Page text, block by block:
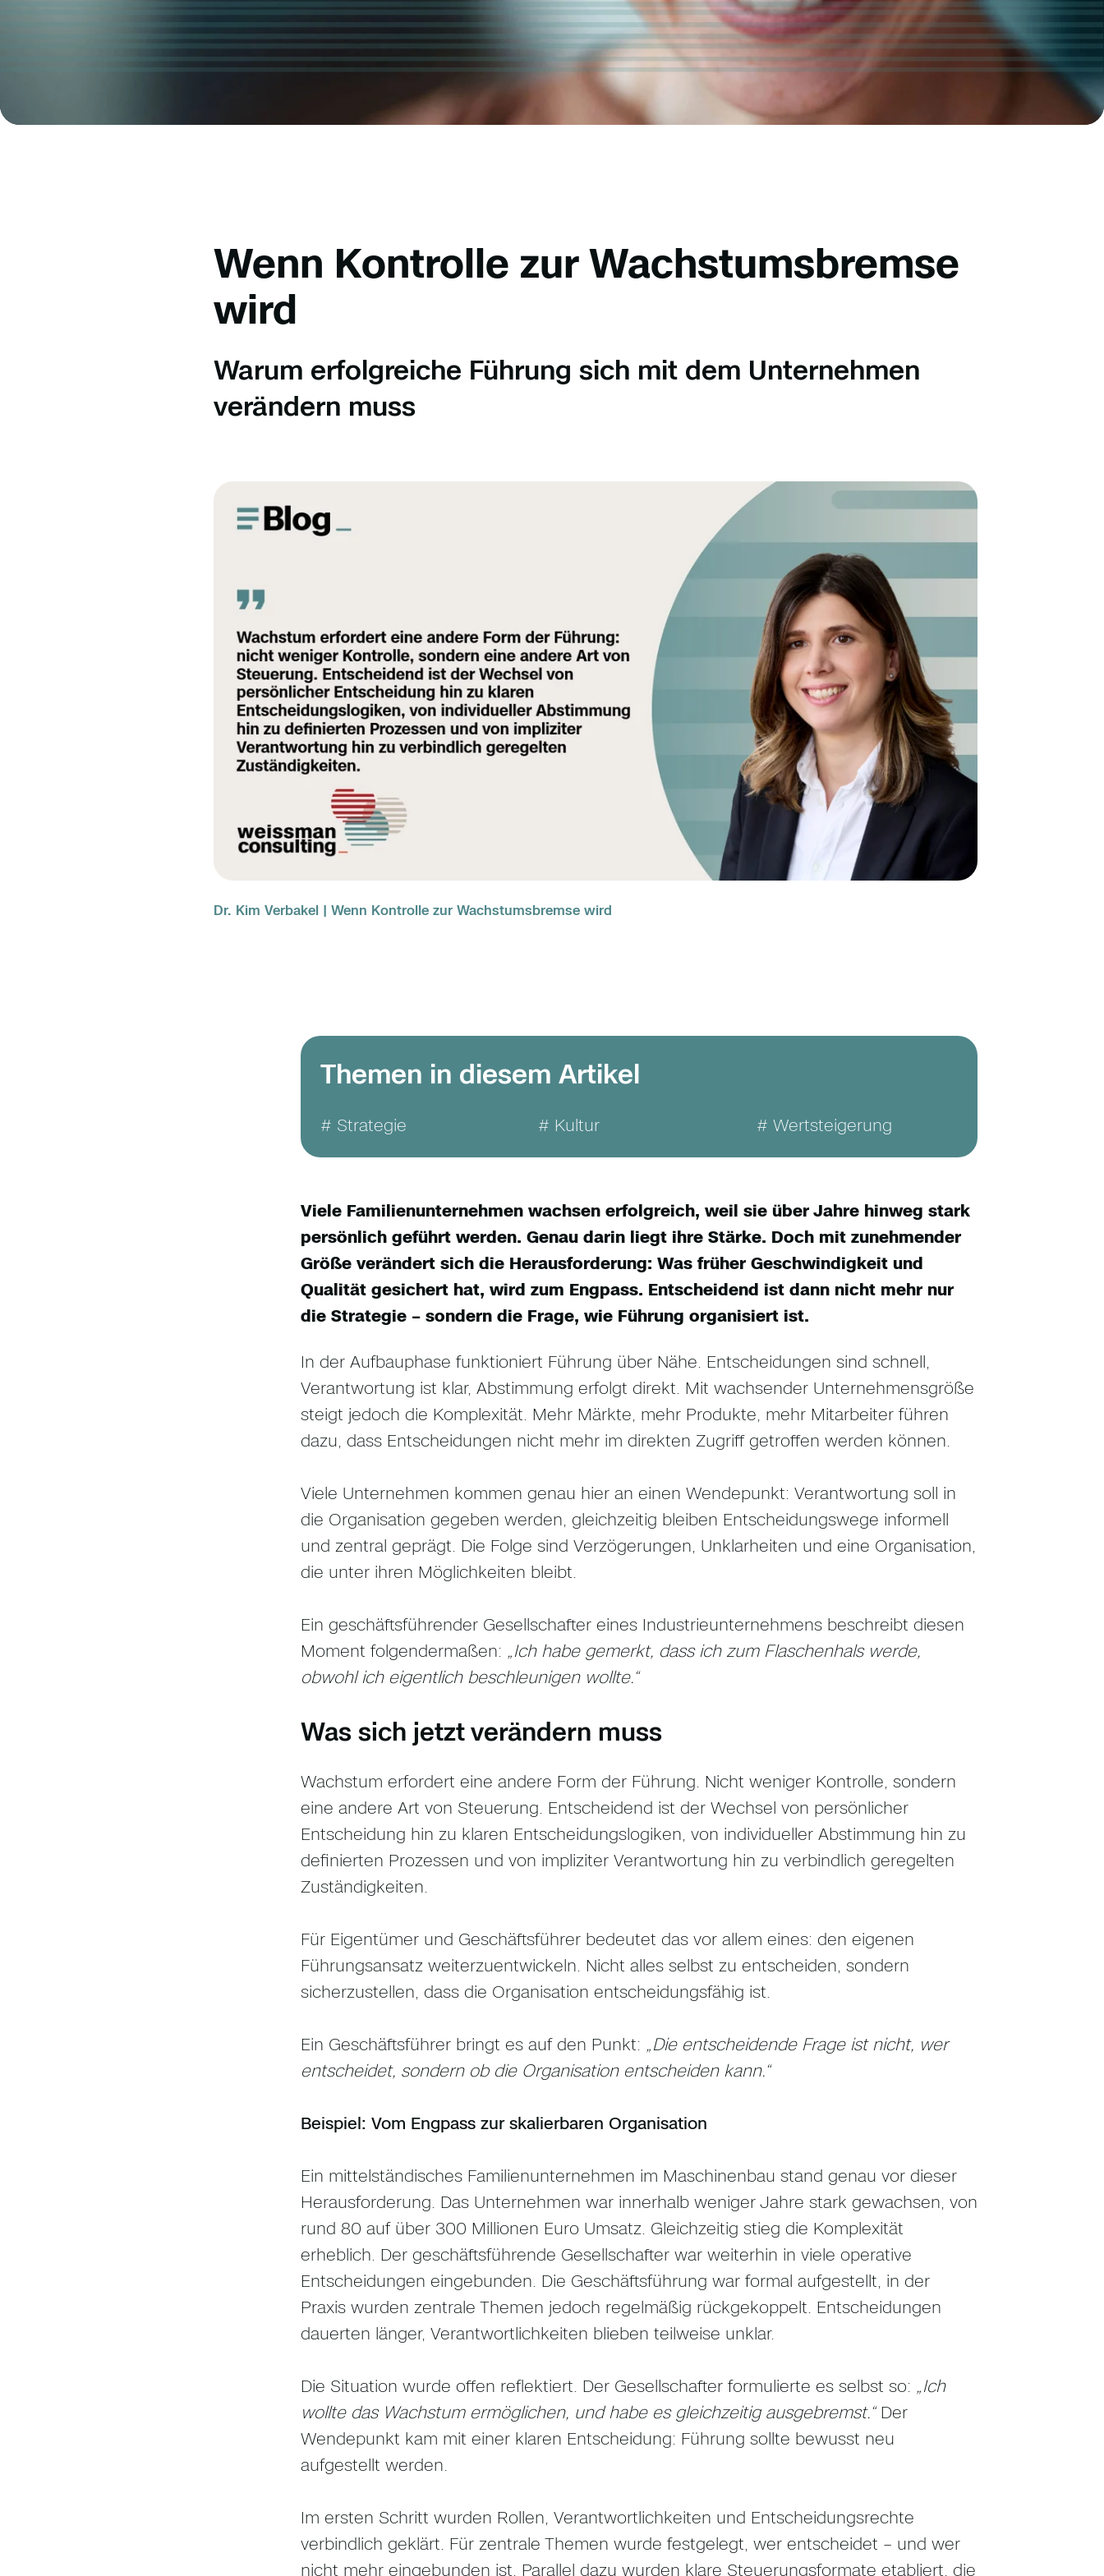
Wenn Kontrolle zur Wachstumsbremse
wird
Warum erfolgreiche Führung sich mit dem Unternehmen
verändern muss
Dr. Kim Verbakel | Wenn Kontrolle zur Wachstumsbremse wird
Themen in diesem Artikel
# Strategie # Kultur # Wertsteigerung
Viele Familienunternehmen wachsen erfolgreich, weil sie über Jahre hinweg stark
persönlich geführt werden. Genau darin liegt ihre Stärke. Doch mit zunehmender
Größe verändert sich die Herausforderung: Was früher Geschwindigkeit und
Qualität gesichert hat, wird zum Engpass. Entscheidend ist dann nicht mehr nur
die Strategie – sondern die Frage, wie Führung organisiert ist.
In der Aufbauphase funktioniert Führung über Nähe. Entscheidungen sind schnell,
Verantwortung ist klar, Abstimmung erfolgt direkt. Mit wachsender Unternehmensgröße
steigt jedoch die Komplexität. Mehr Märkte, mehr Produkte, mehr Mitarbeiter führen
dazu, dass Entscheidungen nicht mehr im direkten Zugriff getroffen werden können.
Viele Unternehmen kommen genau hier an einen Wendepunkt: Verantwortung soll in
die Organisation gegeben werden, gleichzeitig bleiben Entscheidungswege informell
und zentral geprägt. Die Folge sind Verzögerungen, Unklarheiten und eine Organisation,
die unter ihren Möglichkeiten bleibt.
Ein geschäftsführender Gesellschafter eines Industrieunternehmens beschreibt diesen
Moment folgendermaßen: „Ich habe gemerkt, dass ich zum Flaschenhals werde,
obwohl ich eigentlich beschleunigen wollte.“
Was sich jetzt verändern muss
Wachstum erfordert eine andere Form der Führung. Nicht weniger Kontrolle, sondern
eine andere Art von Steuerung. Entscheidend ist der Wechsel von persönlicher
Entscheidung hin zu klaren Entscheidungslogiken, von individueller Abstimmung hin zu
definierten Prozessen und von impliziter Verantwortung hin zu verbindlich geregelten
Zuständigkeiten.
Für Eigentümer und Geschäftsführer bedeutet das vor allem eines: den eigenen
Führungsansatz weiterzuentwickeln. Nicht alles selbst zu entscheiden, sondern
sicherzustellen, dass die Organisation entscheidungsfähig ist.
Ein Geschäftsführer bringt es auf den Punkt: „Die entscheidende Frage ist nicht, wer
entscheidet, sondern ob die Organisation entscheiden kann.“
Beispiel: Vom Engpass zur skalierbaren Organisation
Ein mittelständisches Familienunternehmen im Maschinenbau stand genau vor dieser
Herausforderung. Das Unternehmen war innerhalb weniger Jahre stark gewachsen, von
rund 80 auf über 300 Millionen Euro Umsatz. Gleichzeitig stieg die Komplexität
erheblich. Der geschäftsführende Gesellschafter war weiterhin in viele operative
Entscheidungen eingebunden. Die Geschäftsführung war formal aufgestellt, in der
Praxis wurden zentrale Themen jedoch regelmäßig rückgekoppelt. Entscheidungen
dauerten länger, Verantwortlichkeiten blieben teilweise unklar.
Die Situation wurde offen reflektiert. Der Gesellschafter formulierte es selbst so: „Ich
wollte das Wachstum ermöglichen, und habe es gleichzeitig ausgebremst.“Der
Wendepunkt kam mit einer klaren Entscheidung: Führung sollte bewusst neu
aufgestellt werden.
Im ersten Schritt wurden Rollen, Verantwortlichkeiten und Entscheidungsrechte
verbindlich geklärt. Für zentrale Themen wurde festgelegt, wer entscheidet – und wer
nicht mehr eingebunden ist. Parallel dazu wurden klare Steuerungsformate etabliert, die